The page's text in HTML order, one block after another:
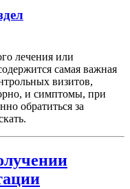
лечения или
самая важная
визитов,
и симптомы, при
обратиться за